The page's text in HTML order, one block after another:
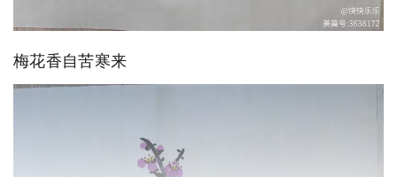
梅花香自苦寒来